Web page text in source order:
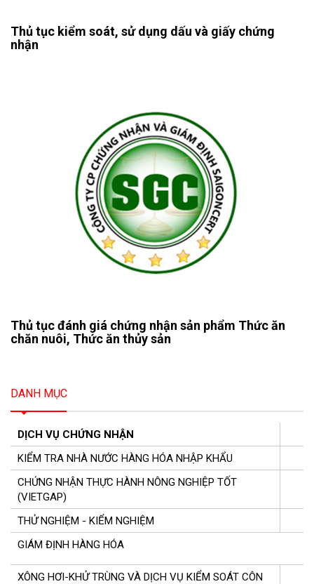
Thủ tục kiểm soát, sử dụng dấu và giấy chứng
nhận
Thủ tục đánh giá chứng nhận sản phẩm Thức ăn
chăn nuôi, Thức ăn thủy sản
DANH MỤC
DỊCH VỤ CHỨNG NHẬN
KIỂM TRA NHÀ NƯỚC HÀNG HÓA NHẬP KHẨU
CHỨNG NHẬN THỰC HÀNH NÔNG NGHIỆP TỐT
(VIETGAP)
THỬ NGHIỆM - KIỂM NGHIỆM
GIÁM ĐỊNH HÀNG HÓA
XÔNG HƠI-KHỬ TRÙNG VÀ DỊCH VỤ KIỂM SOÁT CÔN